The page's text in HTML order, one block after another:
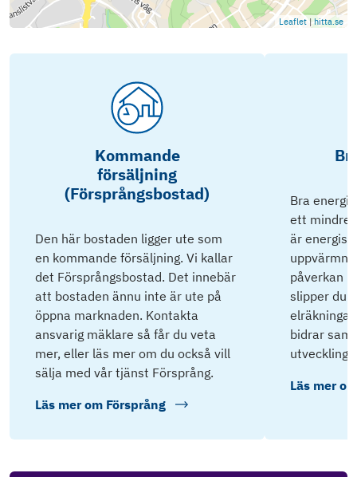
Leaflet | hitta.se
Kommande
försäljning
(Försprångsbostad)
Den här bostaden ligger ute som
en kommande försäljning. Vi kallar
det Försprångsbostad. Det innebär
att bostaden ännu inte är ute på
öppna marknaden. Kontakta
ansvarig mäklare så får du veta
mer, eller läs mer om du också vill
sälja med vår tjänst Försprång.
Läs mer om Försprång
Bra
ett mindre
är
påverkan
slipper du
bidrar
utveckling.
Läs mer om